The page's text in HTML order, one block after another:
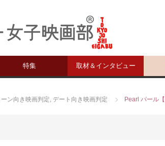
特集 取材＆インタビュー
ン向き映画判定, デート向き映画判定 Pearl パール【